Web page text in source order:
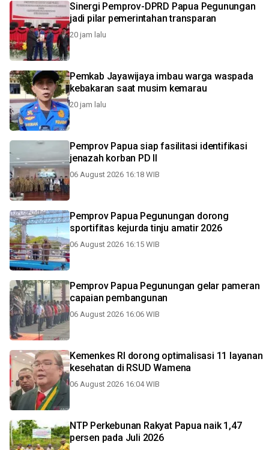
Sinergi Pemprov-DPRD Papua Pegunungan
jadi pilar pemerintahan transparan
20 jam lalu
Pemkab Jayawijaya imbau warga waspada
kebakaran saat musim kemarau
20 jam lalu
Pemprov Papua siap fasilitasi identifikasi
jenazah korban PD II
06 August 2026 16:18 WIB
Pemprov Papua Pegunungan dorong
sportifitas kejurda tinju amatir 2026
06 August 2026 16:15 WIB
Pemprov Papua Pegunungan gelar pameran
capaian pembangunan
06 August 2026 16:06 WIB
Kemenkes RI dorong optimalisasi 11 layanan
kesehatan di RSUD Wamena
06 August 2026 16:04 WIB
NTP Perkebunan Rakyat Papua naik 1,47
persen pada Juli 2026